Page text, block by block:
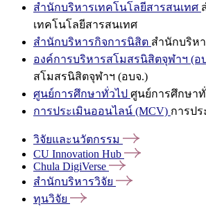
สำนักบริหารเทคโนโลยีสารสนเทศ
เทคโนโลยีสารสนเทศ
สำนักบริหารกิจการนิสิต สำนักบริห
องค์การบริหารสโมสรนิสิตจุฬาฯ (อ
สโมสรนิสิตจุฬาฯ (อบจ.)
ศูนย์การศึกษาทั่วไป ศูนย์การศึกษาทั่
การประเมินออนไลน์ (MCV) การป
วิจัยและนวัตกรรม
CU Innovation Hub
Chula DigiVerse
สำนักบริหารวิจัย
ทุนวิจัย